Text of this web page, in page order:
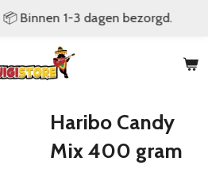
Binnen 1-3 dagen bezorgd.
Haribo Candy
Mix 400 gram